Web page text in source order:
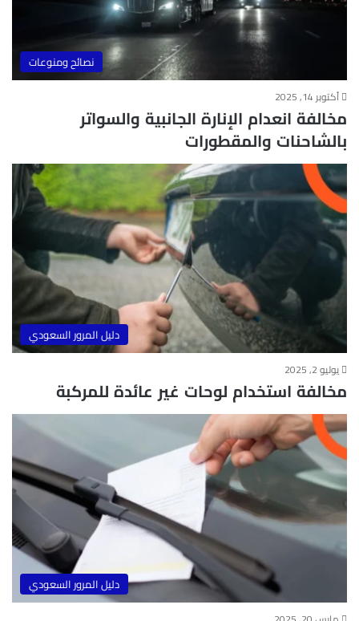
نصائح ومنوعات
أكتوبر 14, 2025
مخالفة انعدام الإنارة الجانبية والسواتر
بالشاحنات والمقطورات
دليل المرور السعودي
يوليو 2, 2025
مخالفة استخدام لوحات غير عائدة للمركبة
دليل المرور السعودي